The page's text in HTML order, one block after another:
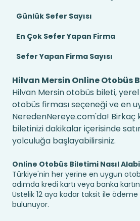
Günlük Sefer Sayısı
En Çok Sefer Yapan Firma
Sefer Yapan Firma Sayısı
Hilvan Mersin Online Otobüs
Hilvan Mersin otobüs bileti,
otobüs firması seçeneği ve en
NeredenNereye.com'da! Birkaç
biletinizi dakikalar içerisinde
yolculuğa başlayabilirsiniz.
Online Otobüs Biletimi Nasıl
Türkiye'nin her yerine en uygun
adımda kredi kartı veya banka
Üstelik 12 aya kadar taksit ile
bulunuyor.